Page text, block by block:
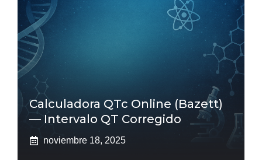
Calculadora QTc Online (Bazett)
— Intervalo QT Corregido
noviembre 18, 2025